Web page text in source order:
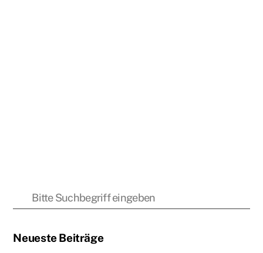
Neueste Beiträge